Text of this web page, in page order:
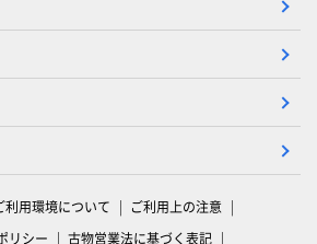
利用環境について
ご利用上の注意
リシー
古物営業法に基づく表記